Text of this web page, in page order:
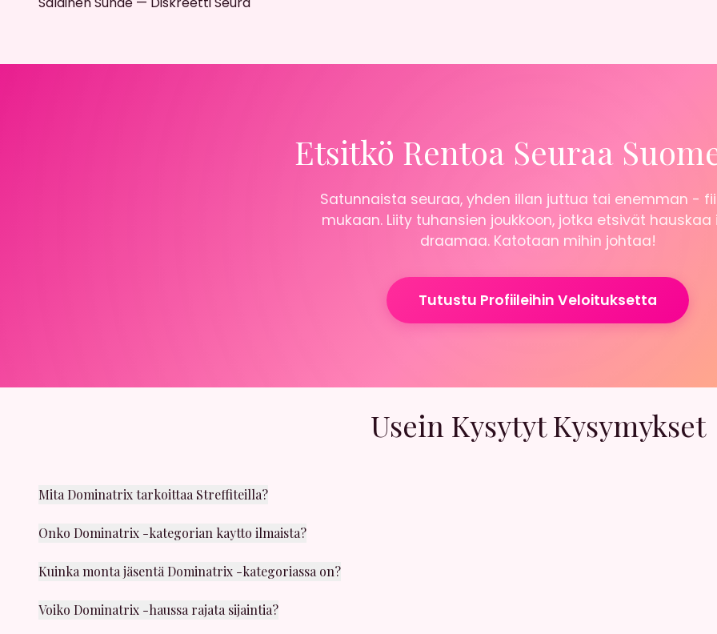
Etsitkö Rentoa Seuraa
Satunnaista seuraa, yhden illan juttua tai enemman -
mukaan. Liity tuhansien joukkoon, jotka etsivät hauskaa
draamaa. Katotaan mihin johtaa!
Tutustu Profiileihin Veloituksetta
Usein Kysytyt Kysymykset
Mita Dominatrix tarkoittaa Streffiteilla?
Onko Dominatrix -kategorian kaytto ilmaista?
Kuinka monta jäsentä Dominatrix -kategoriassa on?
Voiko Dominatrix -haussa rajata sijaintia?